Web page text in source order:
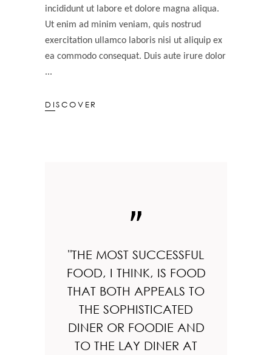
incididunt ut labore et dolore magna aliqua.
Ut enim ad minim veniam, quis nostrud
exercitation ullamco laboris nisi ut aliquip ex
ea commodo consequat. Duis aute irure dolor
DISCOVER
"THE MOST SUCCESSFUL
FOOD, I THINK, IS FOOD
THAT BOTH APPEALS TO
THE SOPHISTICATED
DINER OR FOODIE AND
TO THE LAY DINER AT